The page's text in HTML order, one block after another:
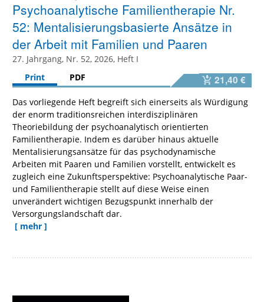
Psychoanalytische Familientherapie Nr.
52: Mentalisierungsbasierte Ansätze in
der Arbeit mit Familien und Paaren
27. Jahrgang, Nr. 52, 2026, Heft I
Print
PDF 21,40 €
Das vorliegende Heft begreift sich einerseits als Würdigung
der enorm traditionsreichen interdisziplinären
Theoriebildung der psychoanalytisch orientierten
Familientherapie. Indem es darüber hinaus aktuelle
Mentalisierungsansätze für das psychodynamische
Arbeiten mit Paaren und Familien vorstellt, entwickelt es
zugleich eine Zukunftsperspektive: Psychoanalytische Paar-
und Familientherapie stellt auf diese Weise einen
unverändert wichtigen Bezugspunkt innerhalb der
Versorgungslandschaft dar.
[ mehr ]